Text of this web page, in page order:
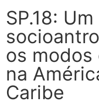
SP.18:
os
na
Caribe